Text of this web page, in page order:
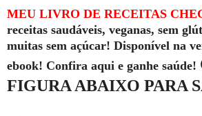
MEU LIVRO DE RECEITAS
receitas saudáveis, veganas, sem
muitas sem açúcar! Disponível na
ebook! Confira aqui e ganhe saúde!
FIGURA ABAIXO PARA